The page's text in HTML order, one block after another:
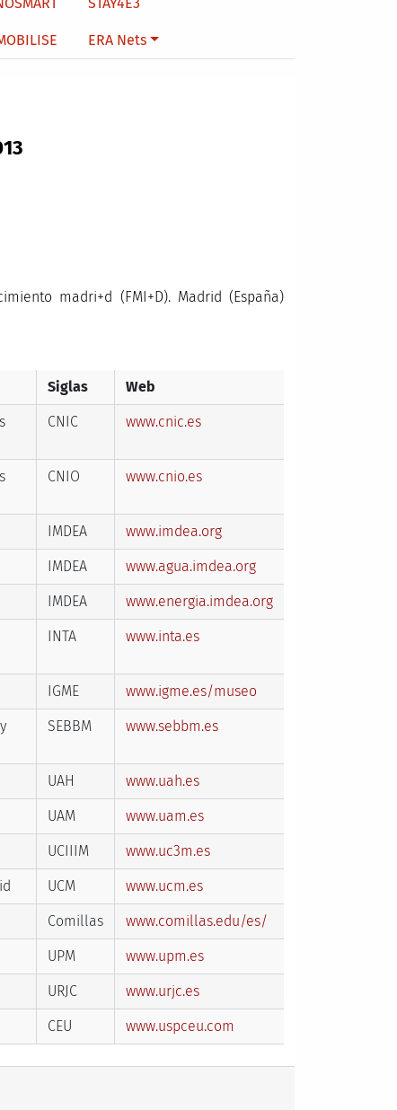
ERA Nets
madri+d (FMI+D). Madrid (España)
Siglas Web
CNIC www.cnic.es
CNIO www.cnio.es
IMDEA www.imdea.org
IMDEA www.agua.imdea.org
IMDEA www.energia.imdea.org
INTA www.inta.es
IGME www.igme.es/museo
SEBBM www.sebbm.es
UAH www.uah.es
UAM www.uam.es
UCIIIM www.uc3m.es
UCM www.ucm.es
Comillas www.comillas.edu/es/
UPM www.upm.es
URJC www.urjc.es
CEU www.uspceu.com